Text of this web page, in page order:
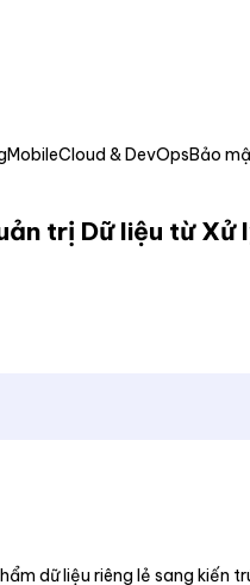
MobileCloud & DevOpsBảo
trị Dữ liệu từ
dữ liệu riêng lẻ sang